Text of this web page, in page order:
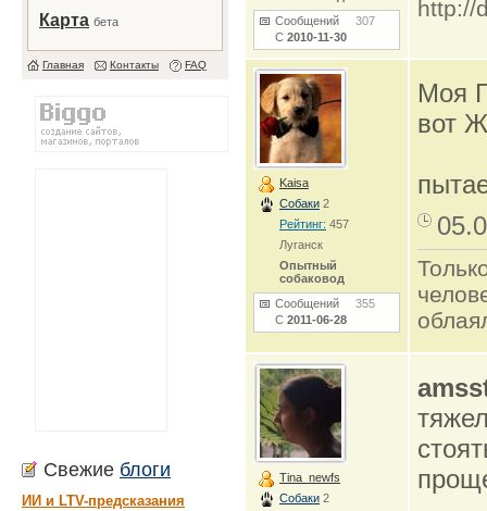
Карта бета
Главная Контакты FAQ
Свежие блоги
ИИ и LTV-предсказания
Сообщений 307
С 2010-11-30
http://
Kaisa
Собаки 2
Рейтинг: 457
Луганск
Опытный
собаковод
Сообщений 355
С 2011-06-28
Моя
вот
Tina_newfs
Собаки 2